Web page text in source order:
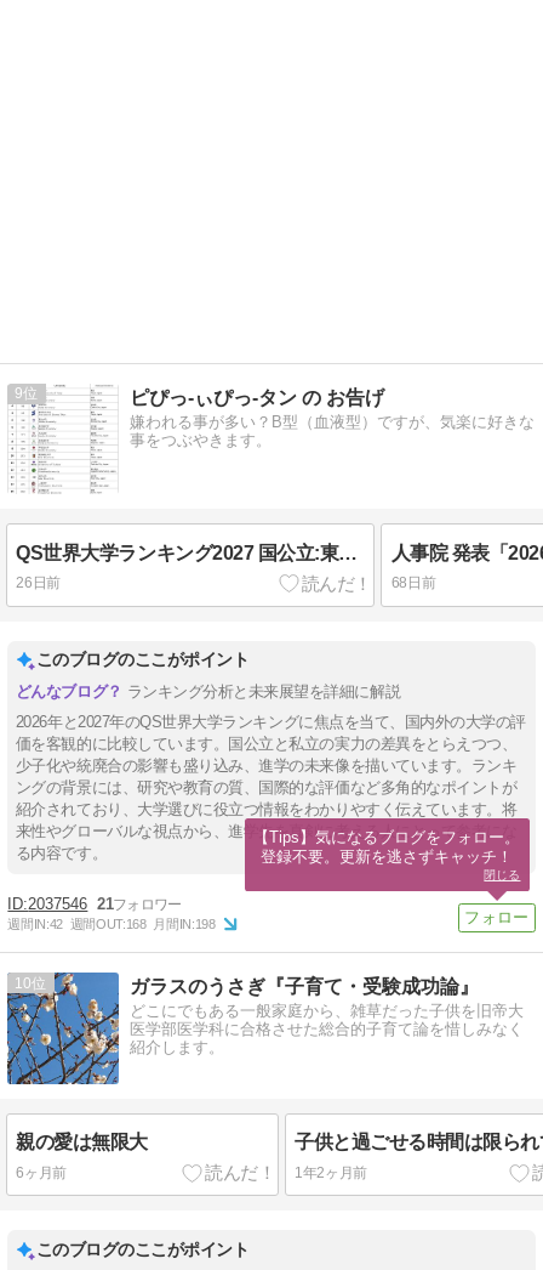
9 ピぴっ-ぃぴっ-タン の お告げ
嫌われる事が多い？B型（血液型）ですが、気楽に好きな
事をつぶやきます。
QS世界大学ランキング2027 国公立:東大,京大,科学大,阪大,東北大,名古屋大など、私立:早稲田,慶応,立命館,東京理科など、日本の大学ランキング。
26日前 68日前
このブログのここがポイント
ランキング分析と未来展望を詳細に解説
2026年と2027年のQS世界大学ランキングに焦点を当て、国内外の大学の評
価を客観的に比較しています。国公立と私立の実力の差異をとらえつつ、
少子化や統廃合の影響も盛り込み、進学の未来像を描いています。ランキ
ングの背景には、研究や教育の質、国際的な評価など多角的なポイントが
紹介されており、大学選びに役立つ情報をわかりやすく伝えています。将
来性やグローバルな視点から、進学先を真剣に考える人にとって参考にな
る内容です。
2037546 21
週間IN:42 週間OUT:168 月間IN:198
10 ガラスのうさぎ『子育て・受験成功論』
どこにでもある一般家庭から、雑草だった子供を旧帝大
医学部医学科に合格させた総合的子育て論を惜しみなく
紹介します。
親の愛は無限大
6ヶ月前
子供と過ごせる時間は限ら
1年2ヶ月前
このブログのここがポイント
【Tips】気になるブログをフォロー。
登録不要。更新を逃さずキャッチ！
閉じる